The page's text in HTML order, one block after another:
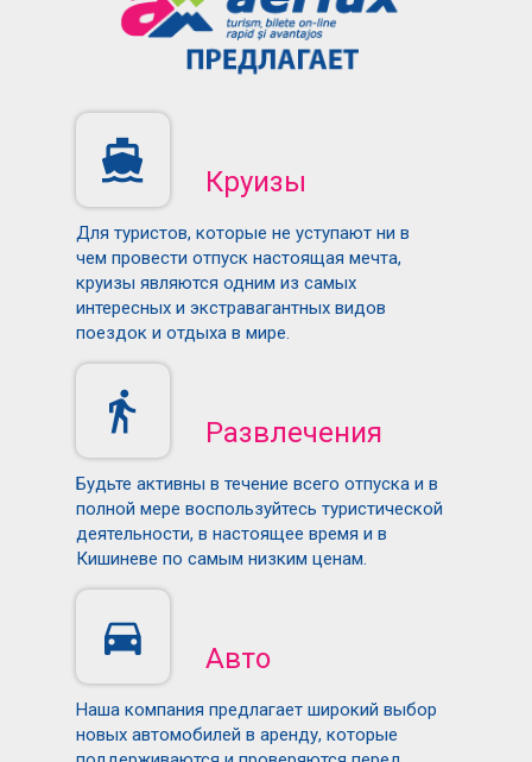
Круизы
Для туристов, которые не уступают ни в
чем провести отпуск настоящая мечта,
круизы являются одним из самых
интересных и экстравагантных видов
поездок и отдыха в мире.
Развлечения
Будьте активны в течение всего отпуска и в
полной мере воспользуйтесь туристической
деятельности, в настоящее время и в
Кишиневе по самым низким ценам.
Авто
Наша компания предлагает широкий выбор
новых автомобилей в аренду, которые